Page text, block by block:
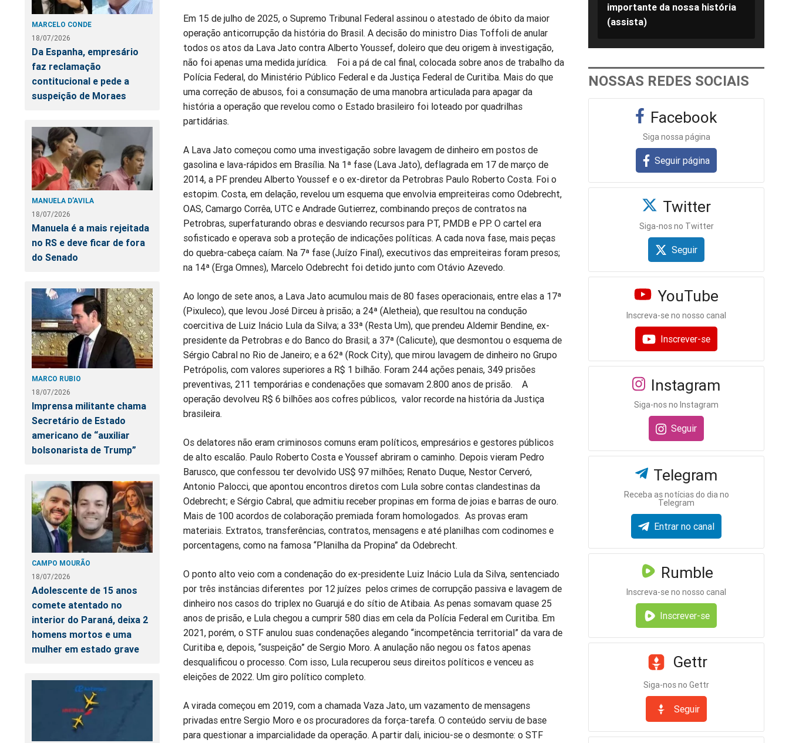
MARCELO CONDE
18/07/2026
Da Espanha, empresário
faz reclamação
contitucional e pede a
suspeição de Moraes
MANUELA D’AVILA
18/07/2026
Manuela é a mais rejeitada
no RS e deve ficar de fora
do Senado
MARCO RUBIO
18/07/2026
Imprensa militante chama
Secretário de Estado
americano de “auxiliar
bolsonarista de Trump”
CAMPO MOURÃO
18/07/2026
Adolescente de 15 anos
comete atentado no
interior do Paraná, deixa 2
homens mortos e uma
mulher em estado grave
no
Facebook
no
Whatsapp
no
Twitter
no
Messenger
no
Telegram
no
Gettr
Em 15 de julho de 2025, o Supremo Tribunal Federal assinou o atestado de óbito da maior
operação anticorrupção da história do Brasil. A decisão do ministro Dias Toffoli de anular
todos os atos da Lava Jato contra Alberto Youssef, doleiro que deu origem à investigação,
não foi apenas uma medida jurídica. Foi a pá de cal final, colocada sobre anos de trabalho da
Polícia Federal, do Ministério Público Federal e da Justiça Federal de Curitiba. Mais do que
uma correção de abusos, foi a consumação de uma manobra articulada para apagar da
história a operação que revelou como o Estado brasileiro foi loteado por quadrilhas
partidárias.
A Lava Jato começou como uma investigação sobre lavagem de dinheiro em postos de
gasolina e lava-rápidos em Brasília. Na 1ª fase (Lava Jato), deflagrada em 17 de março de
2014, a PF prendeu Alberto Youssef e o ex-diretor da Petrobras Paulo Roberto Costa. Foi o
estopim. Costa, em delação, revelou um esquema que envolvia empreiteiras como Odebrecht,
OAS, Camargo Corrêa, UTC e Andrade Gutierrez, combinando preços de contratos na
Petrobras, superfaturando obras e desviando recursos para PT, PMDB e PP. O cartel era
sofisticado e operava sob a proteção de indicações políticas. A cada nova fase, mais peças
do quebra-cabeça caíam. Na 7ª fase (Juízo Final), executivos das empreiteiras foram presos;
na 14ª (Erga Omnes), Marcelo Odebrecht foi detido junto com Otávio Azevedo.
Ao longo de sete anos, a Lava Jato acumulou mais de 80 fases operacionais, entre elas a 17ª
(Pixuleco), que levou José Dirceu à prisão; a 24ª (Aletheia), que resultou na condução
coercitiva de Luiz Inácio Lula da Silva; a 33ª (Resta Um), que prendeu Aldemir Bendine, ex-
presidente da Petrobras e do Banco do Brasil; a 37ª (Calicute), que desmontou o esquema de
Sérgio Cabral no Rio de Janeiro; e a 62ª (Rock City), que mirou lavagem de dinheiro no Grupo
Petrópolis, com valores superiores a R$ 1 bilhão. Foram 244 ações penais, 349 prisões
preventivas, 211 temporárias e condenações que somavam 2.800 anos de prisão. A
operação devolveu R$ 6 bilhões aos cofres públicos, valor recorde na história da Justiça
brasileira.
Os delatores não eram criminosos comuns eram políticos, empresários e gestores públicos
de alto escalão. Paulo Roberto Costa e Youssef abriram o caminho. Depois vieram Pedro
Barusco, que confessou ter devolvido US$ 97 milhões; Renato Duque, Nestor Cerveró,
Antonio Palocci, que apontou encontros diretos com Lula sobre contas clandestinas da
Odebrecht; e Sérgio Cabral, que admitiu receber propinas em forma de joias e barras de ouro.
Mais de 100 acordos de colaboração premiada foram homologados. As provas eram
materiais. Extratos, transferências, contratos, mensagens e até planilhas com codinomes e
porcentagens, como na famosa “Planilha da Propina” da Odebrecht.
O ponto alto veio com a condenação do ex-presidente Luiz Inácio Lula da Silva, sentenciado
por três instâncias diferentes por 12 juízes pelos crimes de corrupção passiva e lavagem de
dinheiro nos casos do triplex no Guarujá e do sítio de Atibaia. As penas somavam quase 25
anos de prisão, e Lula chegou a cumprir 580 dias em cela da Polícia Federal em Curitiba. Em
2021, porém, o STF anulou suas condenações alegando “incompetência territorial” da vara de
Curitiba e, depois, “suspeição” de Sergio Moro. A anulação não negou os fatos apenas
desqualificou o processo. Com isso, Lula recuperou seus direitos políticos e venceu as
eleições de 2022. Um giro político completo.
A virada começou em 2019, com a chamada Vaza Jato, um vazamento de mensagens
privadas entre Sergio Moro e os procuradores da força-tarefa. O conteúdo serviu de base
para questionar a imparcialidade da operação. A partir dali, iniciou-se o desmonte: o STF
importante da nossa história
(assista)
NOSSAS REDES SOCIAIS
Facebook
Siga nossa página
Seguir página
Twitter
Siga-nos no Twitter
Seguir
YouTube
Inscreva-se no nosso canal
Inscrever-se
Instagram
Siga-nos no Instagram
Seguir
Telegram
Receba as notícias do dia no
Telegram
Entrar no canal
Rumble
Inscreva-se no nosso canal
Inscrever-se
Gettr
Siga-nos no Gettr
Seguir